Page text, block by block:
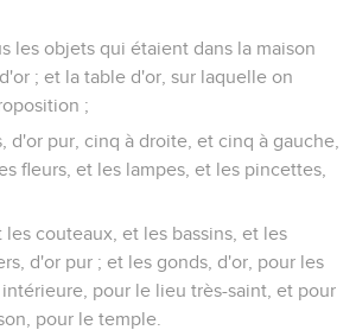
les objets qui étaient dans la maison
; et la table d'or, sur laquelle on
;
d'or pur, cinq à droite, et cinq à gauche,
fleurs, et les lampes, et les pincettes,
couteaux, et les bassins, et les
d'or pur ; et les gonds, d'or, pour les
pour le lieu très-saint, et pour
pour le temple.